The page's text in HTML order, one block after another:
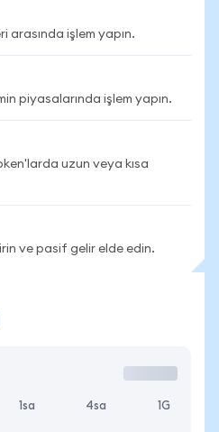
arasında işlem yapın.
piyasalarında işlem yapın.
uzun veya kısa
ve pasif gelir elde edin.
1sa 4sa 1G